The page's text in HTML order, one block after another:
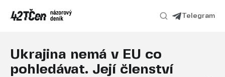
Telegram
Ukrajina nemá v EU co
pohledávat. Její členství